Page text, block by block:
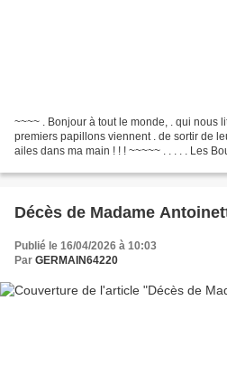
~~~~ . Bonjour à tout le monde, . qui nous
premiers papillons viennent . de sortir de
ailes dans ma main ! ! ! ~~~~~ . . . . . Les
Décès de Madame
Publié le 16/04/2026 à 10:03
Par GERMAIN64220